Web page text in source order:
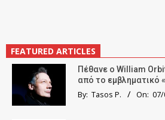
FEATURED ARTICLES
Πέθανε ο William
από το εμβληματικό
By: Tasos P. On: